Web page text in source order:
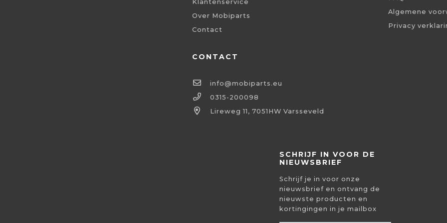
Klantenservice
Over Mobiparts
Contact
CONTACT
info@mobiparts.eu
0315-200098
Lireweg 11, 7051HW Varsseveld
Algemene
Privacy
SCHRIJF IN VOOR DE
NIEUWSBRIEF
Schrijf je in voor onze
nieuwsbrief en ontvang de
nieuwste producten en
kortingingen in je mailbox